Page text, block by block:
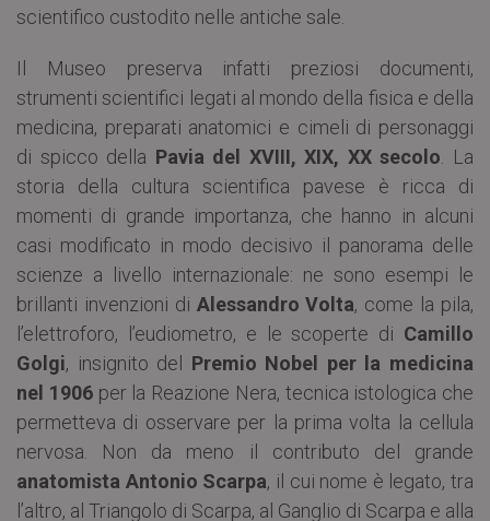
scientifico custodito nelle antiche sale.
Il Museo preserva infatti preziosi documenti,
strumenti scientifici legati al mondo della fisica e della
medicina, preparati anatomici e cimeli di personaggi
di spicco della Pavia del XVIII, XIX, XX secolo . La
storia della cultura scientifica pavese è ricca di
momenti di grande importanza, che hanno in alcuni
casi modificato in modo decisivo il panorama delle
scienze a livello internazionale: ne sono esempi le
brillanti invenzioni di Alessandro Volta, come la pila,
l’elettroforo, l’eudiometro, e le scoperte di Camillo
Golgi, insignito del Premio Nobel per la medicina
nel 1906per la Reazione Nera, tecnica istologica che
permetteva di osservare per la prima volta la cellula
nervosa. Non da meno il contributo del grande
anatomista Antonio Scarpa, il cui nome è legato, tra
l’altro, al Triangolo di Scarpa, al Ganglio di Scarpa e alla